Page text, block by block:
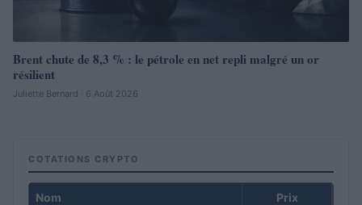
Brent chute de 8,3 % : le pétrole en net repli malgré un or
résilient
Juliette Bernard · 6 Août 2026
COTATIONS CRYPTO
Nom Prix